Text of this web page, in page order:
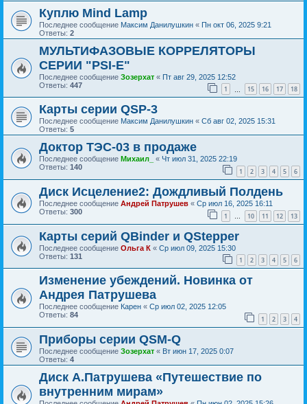
Куплю Mind Lamp
Последнее сообщение Максим Данилушкин « Пн окт 06, 2025 9:21
Ответы: 2
МУЛЬТИФАЗОВЫЕ КОРРЕЛЯТОРЫ
СЕРИИ "PSI-E"
Последнее сообщение Зозерхат « Пт авг 29, 2025 12:52
Ответы: 447 1 15 16 17 18
Карты серии QSP-3
Последнее сообщение Максим Данилушкин « Сб авг 02, 2025 15:31
Ответы: 5
Доктор ТЭС-03 в продаже
Последнее сообщение Михаил_ « Чт июл 31, 2025 22:19
Ответы: 140 1 2 3 4 5 6
Диск Исцеление2: Дождливый Полдень
Последнее сообщение Андрей Патрушев « Ср июл 16, 2025 16:11
Ответы: 300 1 … 10 11 12 13
Карты серий QBinder и QStepper
Последнее сообщение Ольга К « Ср июл 09, 2025 15:30
Ответы: 131 1 2 3 4 5 6
Изменение убеждений. Новинка от
Андрея Патрушева
Последнее сообщение Карен « Ср июл 02, 2025 12:05
Ответы: 84 1 2 3 4
Приборы серии QSM-Q
Последнее сообщение Зозерхат « Вт июн 17, 2025 0:07
Ответы: 4
Диск А.Патрушева «Путешествие по
внутренним мирам»